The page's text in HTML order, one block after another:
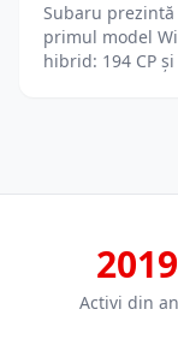
Subaru prezintă
primul model
hibrid: 194 CP
2019
Activi din